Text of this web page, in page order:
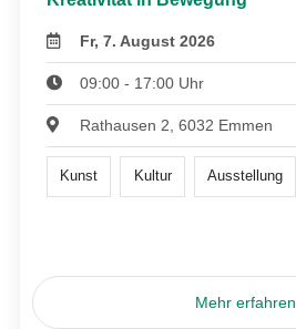
Fr, 7. August 2026
09:00 - 17:00 Uhr
Rathausen 2, 6032 Emmen
Kunst Kultur Ausstellung
Mehr erfahren